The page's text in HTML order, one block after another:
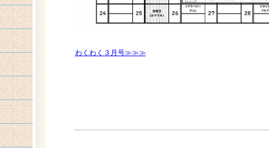
わくわく３月号≫≫≫